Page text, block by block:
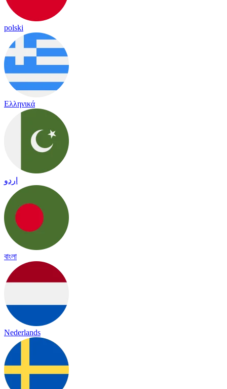
polski
Ελληνικά
اردو
বাংলা
Nederlands